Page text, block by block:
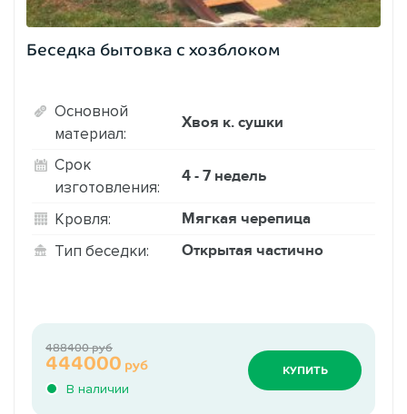
Беседка бытовка с хозблоком
Основной
материал:
Хвоя к. сушки
Срок
изготовления:
4 - 7 недель
Кровля: Мягкая черепица
Тип беседки: Открытая частично
В наличии
444000 руб
488400 руб
КУПИТЬ